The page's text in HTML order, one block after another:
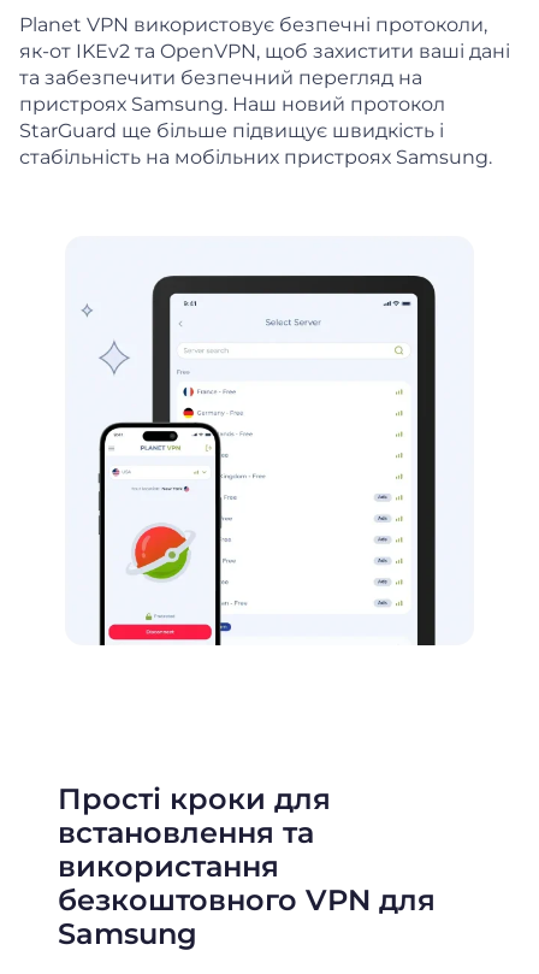
Planet VPN використовує безпечні протоколи,
як-от IKEv2 та OpenVPN, щоб захистити ваші дані
та забезпечити безпечний перегляд на
пристроях Samsung. Наш новий протокол
StarGuard ще більше підвищує швидкість і
стабільність на мобільних пристроях Samsung.
Прості кроки для
встановлення та
використання
безкоштовного VPN для
Samsung